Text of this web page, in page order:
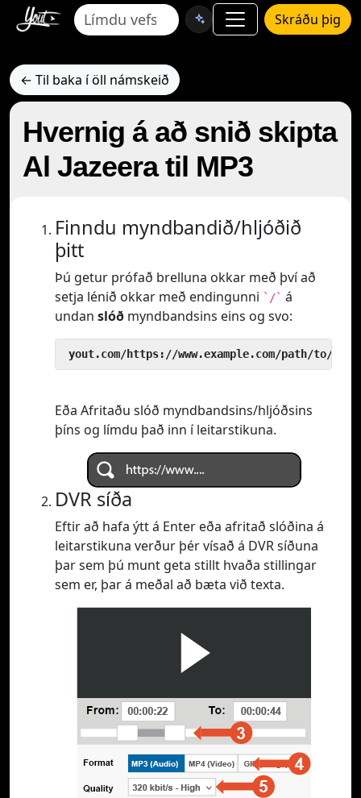
Skráðu þig
← Til baka í öll námskeið
Hvernig á að snið skipta
Al Jazeera til MP3
Finndu myndbandið/hljóðið
þitt
Þú getur prófað brelluna okkar með því að
setja lénið okkar með endingunni `/` á
undan slóð myndbandsins eins og svo:
yout.com/https://www.example.com/path/to/
Eða Afritaðu slóð myndbandsins/hljóðsins
þíns og límdu það inn í leitarstikuna.
DVR síða
Eftir að hafa ýtt á Enter eða afritað slóðina á
leitarstikuna verður þér vísað á DVR síðuna
þar sem þú munt geta stillt hvaða stillingar
sem er, þar á meðal að bæta við texta.